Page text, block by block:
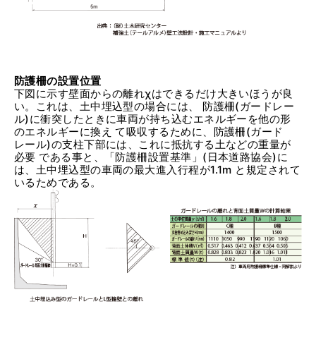
防護柵の設置位置
下図に示す壁面からの離れχはできるだけ大きいほうが良
い。これは、土中埋込型の場合には、 防護柵(ガードレー
ル)に衝突したときに車両が持ち込むエネルギーを他の形
のエネルギーに換え て吸収するために、防護柵(ガード
レール)の支柱下部には、これに抵抗する土などの重量が
必要 である事と、「防護柵設置基準」(日本道路協会)に
は、土中埋込型の車両の最大進入行程が1.1m と規定されて
いるためである。